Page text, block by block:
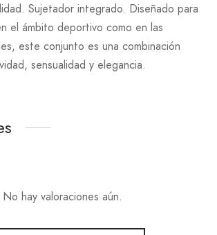
Sujetador integrado. Diseñado para
el ámbito deportivo como en las
este conjunto es una combinación
sensualidad y elegancia.
No hay valoraciones aún.